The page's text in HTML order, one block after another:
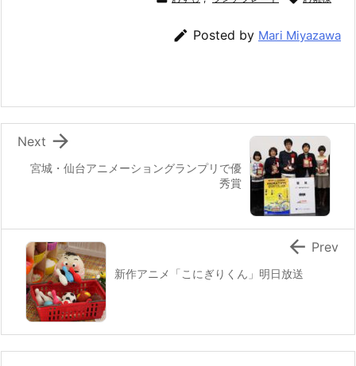
o
k
a
l
 Posted by Mari Miyazawa
宮城・仙台アニメーショングランプリで優
秀賞

Next
新作アニメ「こにぎりくん」明日放送
 Prev